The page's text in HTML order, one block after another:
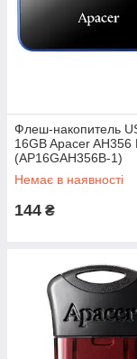
Флеш-накопитель
16GB Apacer AH356
(AP16GAH356B-1)
Немає в наявності
144 ₴